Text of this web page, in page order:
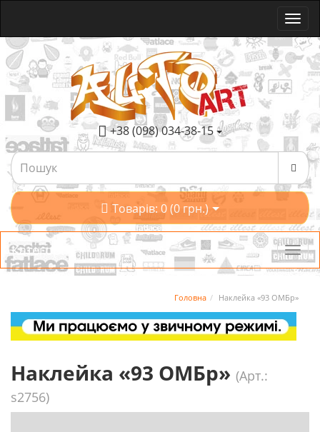
+38 (098) 034-38-15
Товарів: 0 (0 грн.)
Категорії
Головна Наклейка «93 ОМБр»
Наклейка «93 ОМБр» (Арт.:
s2756)